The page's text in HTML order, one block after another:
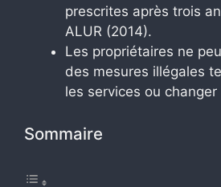
prescrites après trois
ALUR (2014).
Les propriétaires ne
des mesures illégales
les services ou
Sommaire